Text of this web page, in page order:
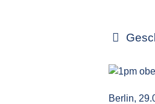
Berlin,